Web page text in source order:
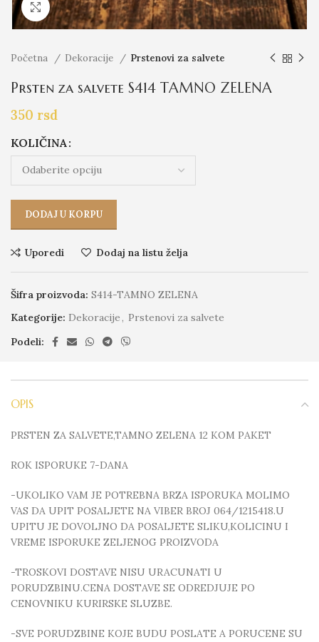
Click to enlarge
Početna Dekoracije Prstenovi za salvete
Prsten za salvete S414 TAMNO ZELENA
350 rsd
KOLIČINA
DODAJ U KORPU
Uporedi Dodaj na listu želja
Šifra proizvoda: S414-TAMNO ZELENA
Kategorije: Dekoracije, Prstenovi za salvete
Podeli:
OPIS
PRSTEN ZA SALVETE,TAMNO ZELENA 12 KOM PAKET
ROK ISPORUKE 7-DANA
-UKOLIKO VAM JE POTREBNA BRZA ISPORUKA MOLIMO
VAS DA UPIT POSALJETE NA VIBER BROJ 064/1215418.U
UPITU JE DOVOLJNO DA POSALJETE SLIKU,KOLICINU I
VREME ISPORUKE ZELJENOG PROIZVODA
-TROSKOVI DOSTAVE NISU URACUNATI U
PORUDZBINU.CENA DOSTAVE SE ODREDJUJE PO
CENOVNIKU KURIRSKE SLUZBE.
-SVE PORUDZBINE KOJE BUDU POSLATE A PORUCENE SU